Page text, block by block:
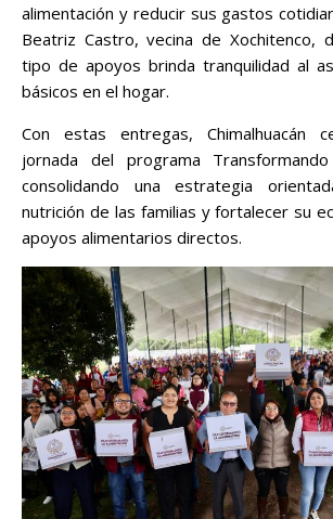
alimentación y reducir sus gastos
Beatriz Castro, vecina de Xochitenco,
tipo de apoyos brinda tranquilidad al
básicos en el hogar.
Con estas entregas, Chimalhuacán
jornada del programa
consolidando una estrategia
nutrición de las familias y fortalecer su
apoyos alimentarios directos.